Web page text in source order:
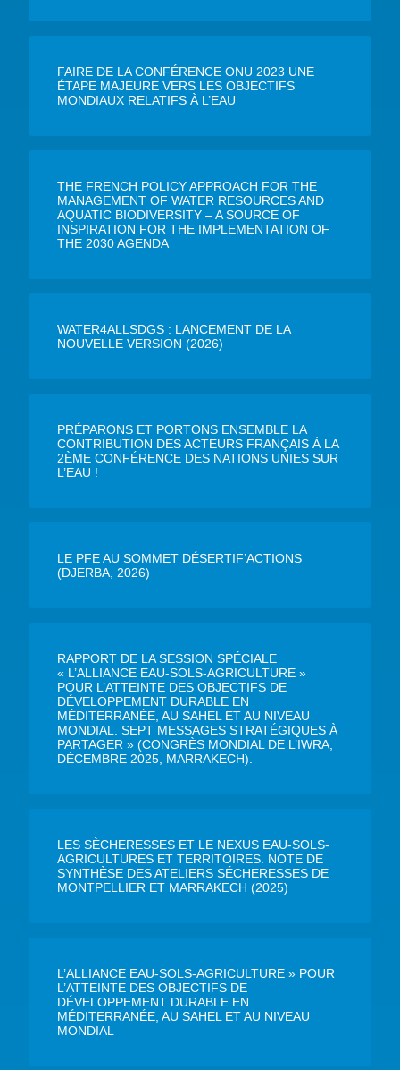
FAIRE DE LA CONFÉRENCE ONU 2023 UNE
ÉTAPE MAJEURE VERS LES OBJECTIFS
MONDIAUX RELATIFS À L’EAU
THE FRENCH POLICY APPROACH FOR THE
MANAGEMENT OF WATER RESOURCES AND
AQUATIC BIODIVERSITY – A SOURCE OF
INSPIRATION FOR THE IMPLEMENTATION OF
THE 2030 AGENDA
WATER4ALLSDGS : LANCEMENT DE LA
NOUVELLE VERSION (2026)
PRÉPARONS ET PORTONS ENSEMBLE LA
CONTRIBUTION DES ACTEURS FRANÇAIS À LA
2ÈME CONFÉRENCE DES NATIONS UNIES SUR
L’EAU !
LE PFE AU SOMMET DÉSERTIF’ACTIONS
(DJERBA, 2026)
RAPPORT DE LA SESSION SPÉCIALE
« L’ALLIANCE EAU-SOLS-AGRICULTURE »
POUR L’ATTEINTE DES OBJECTIFS DE
DÉVELOPPEMENT DURABLE EN
MÉDITERRANÉE, AU SAHEL ET AU NIVEAU
MONDIAL. SEPT MESSAGES STRATÉGIQUES À
PARTAGER » (CONGRÈS MONDIAL DE L’IWRA,
DÉCEMBRE 2025, MARRAKECH).
LES SÈCHERESSES ET LE NEXUS EAU-SOLS-
AGRICULTURES ET TERRITOIRES. NOTE DE
SYNTHÈSE DES ATELIERS SÉCHERESSES DE
MONTPELLIER ET MARRAKECH (2025)
L’ALLIANCE EAU-SOLS-AGRICULTURE » POUR
L’ATTEINTE DES OBJECTIFS DE
DÉVELOPPEMENT DURABLE EN
MÉDITERRANÉE, AU SAHEL ET AU NIVEAU
MONDIAL